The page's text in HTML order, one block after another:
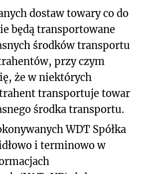
dostaw towary co do
będą transportowane
środków transportu
przy czym
że w niektórych
transportuje towar
środka transportu.
WDT Spółka
i terminowo w